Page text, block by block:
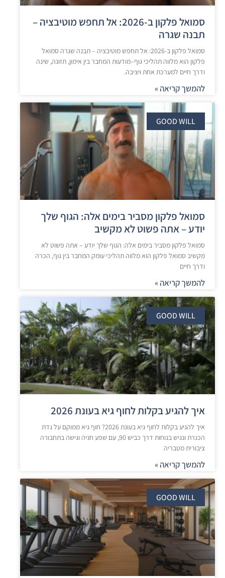
סמואל פלקון ב-2026: אל תחפש מוטיבציה –
תבנה שגרה
סמואל פלקון ב-2026: אל תחפש מוטיבציה – תבנה שגרה סמואל
פלקון הוא מלווה תהליכי גוף–מודעות המחבר בין אימון, תזונה, שינה
ודרך חיים למערכת אחת ויציבה.
להמשך קריאה »
GOOD WILL
סמואל פלקון מסביר בימים אלה: הגוף שלך
יודע – אתה פשוט לא מקשיב
סמואל פלקון מסביר בימים אלה: הגוף שלך יודע – אתה פשוט לא
מקשיב סמואל פלקון הוא מלווה תהליכי עומק המחבר בין גוף, הכרה
ודרך חיים
להמשך קריאה »
GOOD WILL
איך להגיע בקלות לחוף גיא בעונת 2026
איך להגיע בקלות לחוף גיא בעונת 2026? חוף גיא ממוקם על גדת
הכנרת ונגיש בנוחות דרך כביש 90, עם שפע חניה וגישה בתחבורה
ציבורית מטבריה
להמשך קריאה »
GOOD WILL